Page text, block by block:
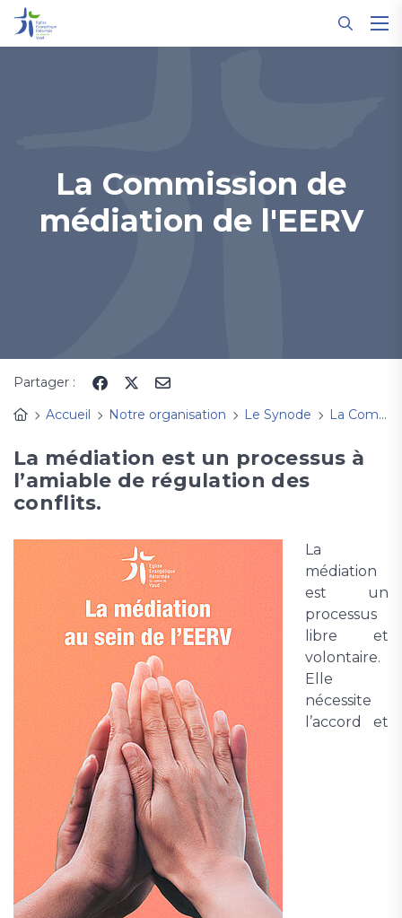
La Commission de
médiation de l'EERV
Partager :
Accueil
Notre organisation Le Synode La Commission de médiation de l'EERV
La médiation est un processus à
l’amiable de régulation des
conflits.
La
médiation
est un
processus
libre et
volontaire.
Elle
nécessite
l’accord et
Panneau de gestion des cookies